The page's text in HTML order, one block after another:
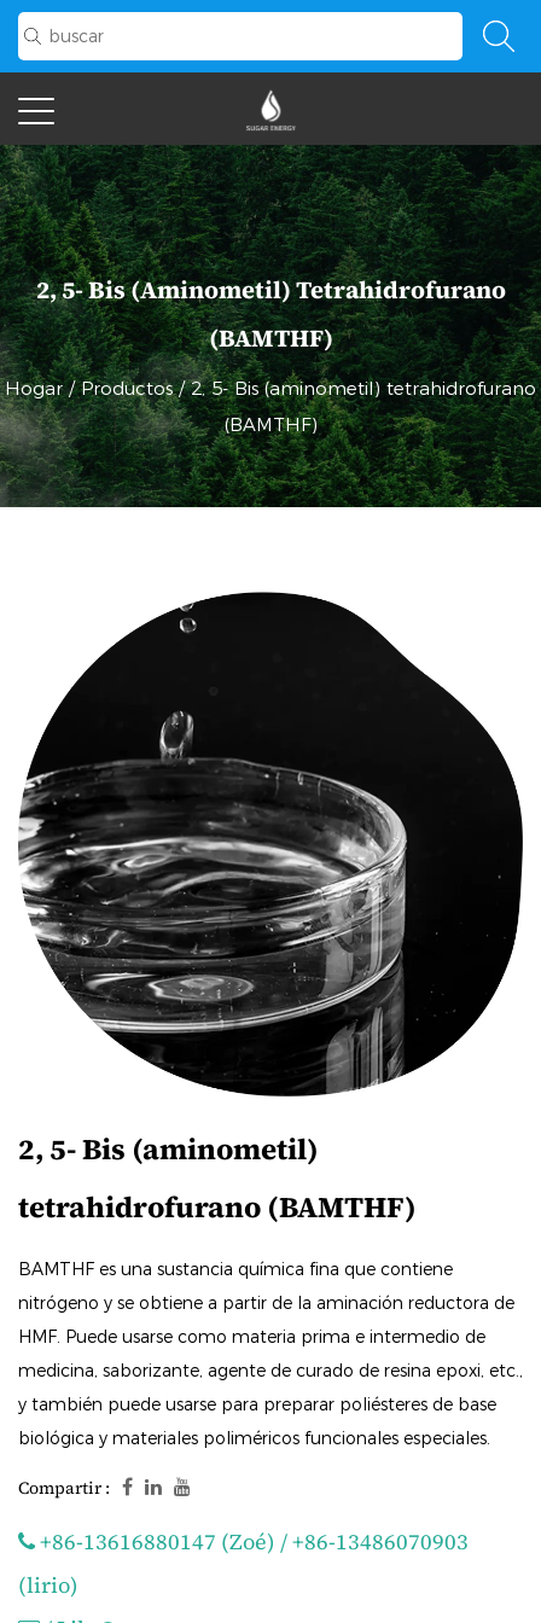
2, 5- Bis (aminometil) Tetrahidrofurano
(BAMTHF)
Hogar/Productos/2, 5- Bis (aminometil) tetrahidrofurano
(BAMTHF)
2, 5- Bis (aminometil)
tetrahidrofurano (BAMTHF)
BAMTHF es una sustancia química fina que contiene
nitrógeno y se obtiene a partir de la aminación reductora de
HMF. Puede usarse como materia prima e intermedio de
medicina, saborizante, agente de curado de resina epoxi, etc.,
y también puede usarse para preparar poliésteres de base
biológica y materiales poliméricos funcionales especiales.
Compartir :
+86-13616880147 (Zoé) / +86-13486070903
(lirio)